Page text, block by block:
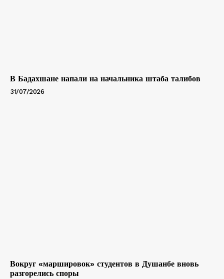
В Бадахшане напали на начальника штаба талибов
31/07/2026
Вокруг «маршировок» студентов в Душанбе вновь
разгорелись споры